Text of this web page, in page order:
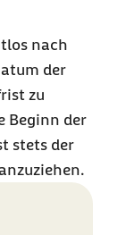
nach
der
zu
Beginn der
stets der